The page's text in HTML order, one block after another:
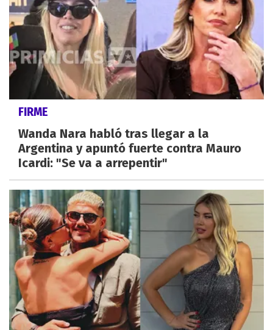
FIRME
Wanda Nara habló tras llegar a la
Argentina y apuntó fuerte contra Mauro
Icardi: "Se va a arrepentir"